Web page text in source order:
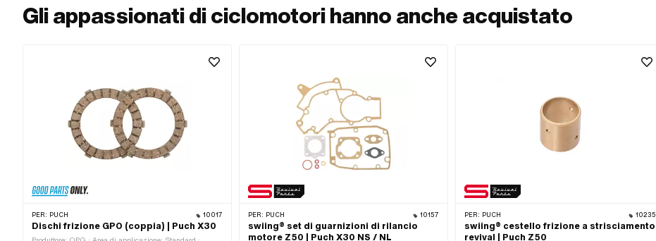
Gli appassionati di ciclomotori hanno anche acquistato
PER: PUCH 10017
Dischi frizione GPO (coppia) | Puch X30
PER: PUCH 10157
swiing® set di guarnizioni di rilancio
motore Z50 | Puch X30 NS / NL
PER: PUCH 10235
swiing® cestello frizione a strisciamento
revival | Puch Z50